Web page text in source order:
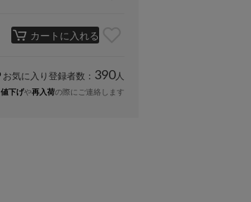
カートに入れる
お気に入り登録者数： 390人
値下げや再入荷の際にご連絡します